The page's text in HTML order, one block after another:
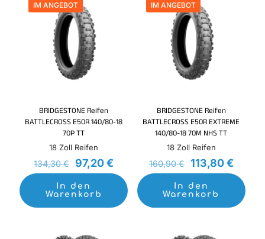
IM ANGEBOT
BRIDGESTONE Reifen
BATTLECROSS E50R 140/80-18
70P TT
18 Zoll Reifen
134,30€ Ursprünglicher
Preis
war:
134,30 €
97,20€ Aktueller
Preis
ist:
97,20 €.
In den
Warenkorb
IM ANGEBOT
BRIDGESTONE Reifen
BATTLECROSS E50R EXTREME
140/80-18 70M NHS TT
18 Zoll Reifen
160,90€ Ursprünglicher
Preis
war:
160,90 €
113,80€
Preis
ist:
In den
Warenkorb